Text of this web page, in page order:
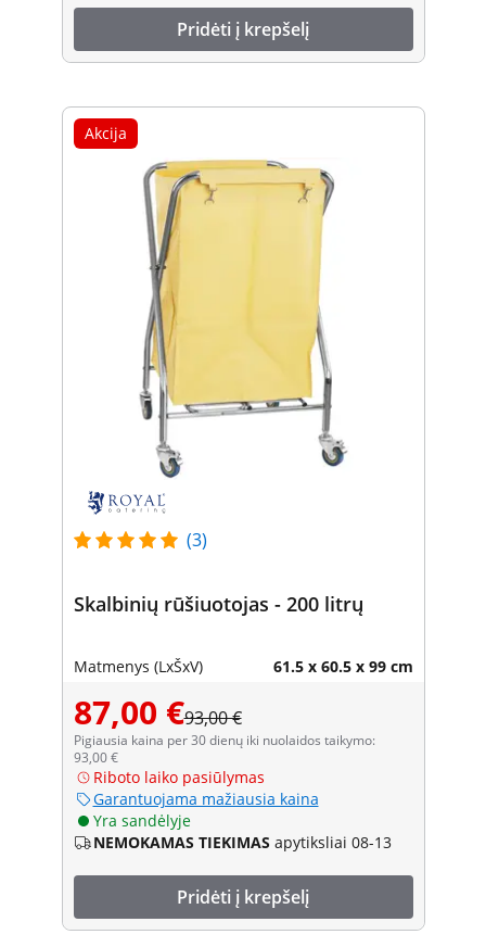
Pridėti į krepšelį
Akcija
(3)
Skalbinių rūšiuotojas - 200 litrų
Matmenys (LxŠxV) 61.5 x 60.5 x 99 cm
87,00 €93,00 €
Pigiausia kaina per 30 dienų iki nuolaidos taikymo:
93,00 €
Riboto laiko pasiūlymas
Garantuojama mažiausia kaina
Yra sandėlyje
NEMOKAMAS TIEKIMAS apytiksliai 08-13
Pridėti į krepšelį